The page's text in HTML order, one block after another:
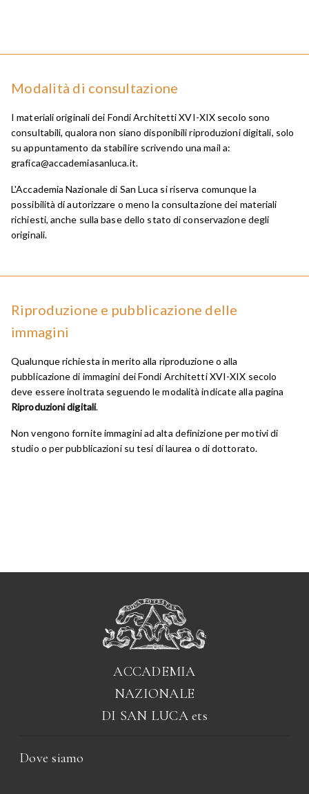
Modalità di consultazione
I materiali originali dei Fondi Architetti XVI-XIX secolo sono
consultabili, qualora non siano disponibili riproduzioni digitali, solo
su appuntamento da stabilire scrivendo una mail a:
grafica@accademiasanluca.it.
L'Accademia Nazionale di San Luca si riserva comunque la
possibilità di autorizzare o meno la consultazione dei materiali
richiesti, anche sulla base dello stato di conservazione degli
originali.
Riproduzione e pubblicazione delle
immagini
Qualunque richiesta in merito alla riproduzione o alla
pubblicazione di immagini dei Fondi Architetti XVI-XIX secolo
deve essere inoltrata seguendo le modalità indicate alla pagina
Riproduzioni digitali.
Non vengono fornite immagini ad alta definizione per motivi di
studio o per pubblicazioni su tesi di laurea o di dottorato.
ACCADEMIA
NAZIONALE
DI SAN LUCAets
Dove siamo